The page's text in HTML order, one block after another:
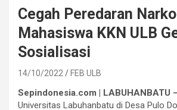
Cegah Peredaran
Mahasiswa KKN ULB
Sosialisasi
14/10/2022 FEB ULB
Sepindonesia.com | LABUHANBATU
Universitas Labuhanbatu di Desa Pulo